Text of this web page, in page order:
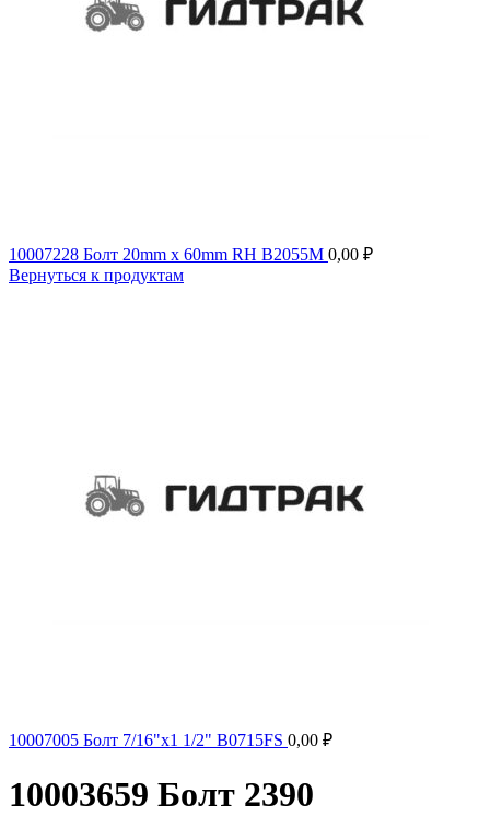
10007228 Болт 20mm x 60mm RH B2055M 0,00 ₽
Вернуться к продуктам
10007005 Болт 7/16"х1 1/2" B0715FS 0,00 ₽
10003659 Болт 2390